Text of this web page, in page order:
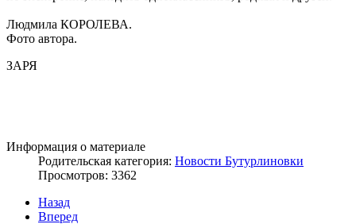
Людмила КОРОЛЕВА.
Фото автора.
ЗАРЯ
Информация о материале
Родительская категория: Новости Бутурлиновки
Просмотров: 3362
Назад
Вперед